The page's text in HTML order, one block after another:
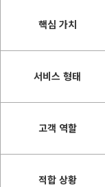
핵심 가치
서비스 형태
고객 역할
적합 상황